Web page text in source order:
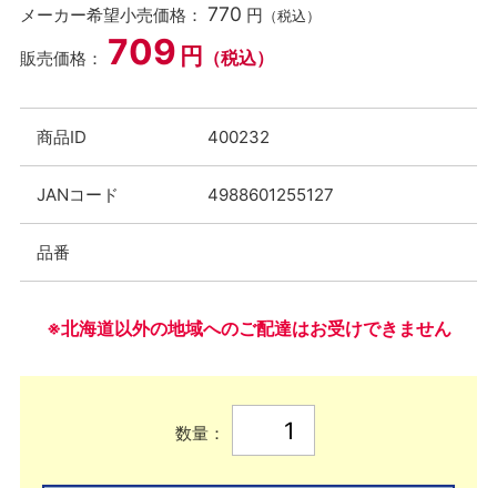
メーカー希望小売価格： 770 円 （税込）
販売価格： 709 円 （税込）
商品ID 400232
JANコード 4988601255127
品番
※北海道以外の地域へのご配達はお受けできません
数量：